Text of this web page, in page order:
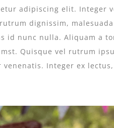
adipiscing elit.
dignissim,
id nunc nulla. Aliquam a
Quisque vel rutrum
Integer ex